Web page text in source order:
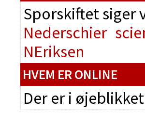
Sporskiftet
Nederschier
NEriksen
HVEM ER ONLINE
Der er i